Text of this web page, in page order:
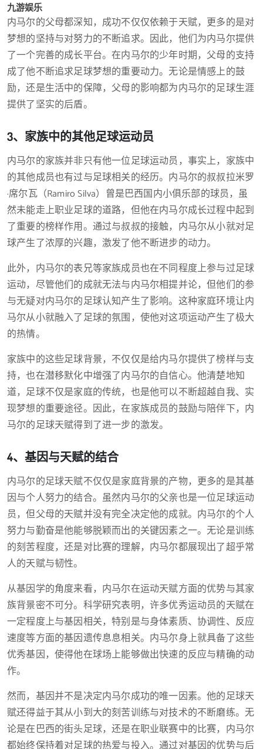
九游娱乐
内马尔的父母都深知，成功不仅仅依赖于天赋，更多的是对
梦想的坚持与对努力的不断追求。因此，他们为内马尔提供
了一个完善的成长平台。在内马尔的少年时期，父母的支持
成了他不断追求足球梦想的重要动力。无论是情感上的鼓
励，还是生活中的保障，父母的影响都为内马尔的足球生涯
提供了坚实的后盾。
3、家族中的其他足球运动员
内马尔的家族并非只有他一位足球运动员，事实上，家族中
的其他成员也有过与足球相关的经历。内马尔的叔叔拉米罗
·席尔瓦（Ramiro Silva）曾是巴西国内小俱乐部的球员，虽
然未能走上职业足球的道路，但他在内马尔成长过程中起到
了重要的榜样作用。通过与叔叔的接触，内马尔从小就对足
球产生了浓厚的兴趣，激发了他不断进步的动力。
此外，内马尔的表兄等家族成员也在不同程度上参与过足球
运动，尽管他们的成就无法与内马尔相提并论，但他们的参
与无疑对内马尔的足球认知产生了影响。这种家庭环境让内
马尔从小就融入了足球的氛围，使他对这项运动产生了极大
的热情。
家族中的这些足球背景，不仅仅是给内马尔提供了榜样与支
持，也在潜移默化中增强了内马尔的自信心。他清楚地知
道，足球不仅是家庭的传统，也是他可以不断超越自我、实
现梦想的重要途径。因此，在家族成员的鼓励与陪伴下，内
马尔的足球天赋得到了进一步的激发。
4、基因与天赋的结合
内马尔的足球天赋不仅仅是家庭背景的产物，更多的是其基
因与个人努力的结合。虽然内马尔的父亲也是一位足球运动
员，但父母的天赋并没有完全决定他的成就。内马尔的个人
努力与勤奋是他能够脱颖而出的关键因素之一。无论是训练
的刻苦程度，还是对比赛的理解，内马尔都展现出了超乎常
人的天赋与韧性。
从基因学的角度来看，内马尔在运动天赋方面的优势与其家
族背景密不可分。科学研究表明，许多优秀运动员的天赋在
一定程度上与基因相关，特别是与身体素质、协调性、反应
速度等方面的基因遗传息息相关。内马尔身上就具备了这些
优秀基因，使得他在球场上能够做出快速的反应与精确的动
作。
然而，基因并不是决定内马尔成功的唯一因素。他的足球天
赋还得益于其从小到大的刻苦训练与对技术的不断磨练。无
论是在巴西的街头足球，还是在职业联赛中的比赛，内马尔
都始终保持着对足球的热爱与投入。通过对基因的优势与后